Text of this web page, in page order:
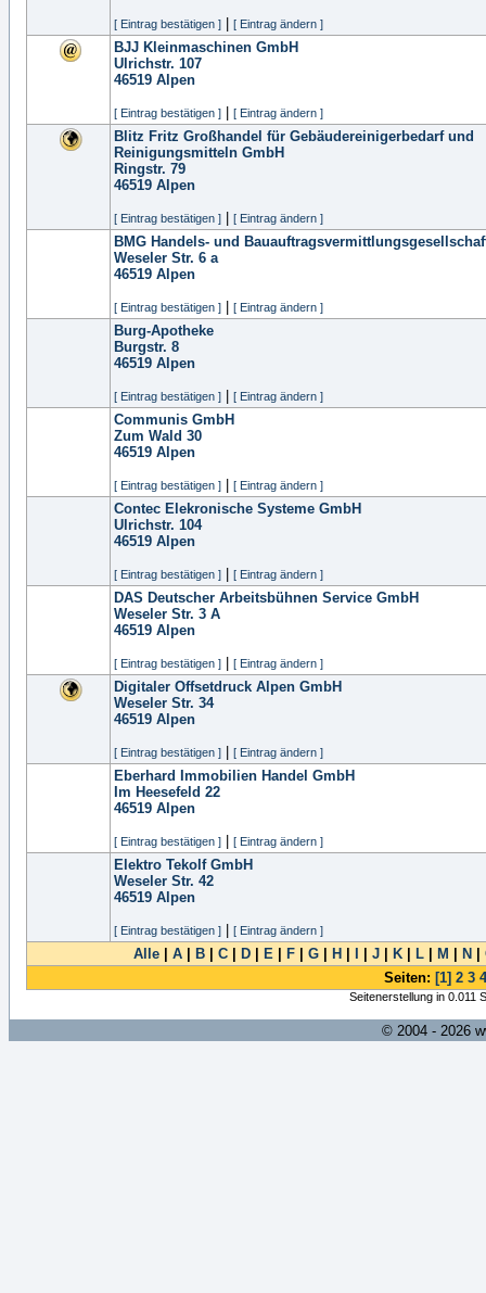
[ Eintrag bestätigen ] [ Eintrag ändern ]
BJJ Kleinmaschinen GmbH
Ulrichstr. 107
46519 Alpen
[ Eintrag bestätigen ] [ Eintrag ändern ]
Blitz Fritz Großhandel für Gebäudereinigerbedarf und
Reinigungsmitteln GmbH
Ringstr. 79
46519 Alpen
[ Eintrag bestätigen ] [ Eintrag ändern ]
BMG Handels- und
Weseler Str. 6 a
46519 Alpen
[ Eintrag bestätigen ] [ Eintrag ändern ]
Burg-Apotheke
Burgstr. 8
46519 Alpen
[ Eintrag bestätigen ] [ Eintrag ändern ]
Communis GmbH
Zum Wald 30
46519 Alpen
[ Eintrag bestätigen ] [ Eintrag ändern ]
Contec Elekronische Systeme GmbH
Ulrichstr. 104
46519 Alpen
[ Eintrag bestätigen ] [ Eintrag ändern ]
DAS Deutscher Arbeitsbühnen Service GmbH
Weseler Str. 3 A
46519 Alpen
[ Eintrag bestätigen ] [ Eintrag ändern ]
Digitaler Offsetdruck Alpen GmbH
Weseler Str. 34
46519 Alpen
[ Eintrag bestätigen ] [ Eintrag ändern ]
Eberhard Immobilien Handel GmbH
Im Heesefeld 22
46519 Alpen
[ Eintrag bestätigen ] [ Eintrag ändern ]
Elektro Tekolf GmbH
Weseler Str. 42
46519 Alpen
[ Eintrag bestätigen ] [ Eintrag ändern ]
Alle A B C D E F G H J K L M N
Seiten: [1] 2 3 4
Seitenerstellung in 0.011
© 2004 - 2026